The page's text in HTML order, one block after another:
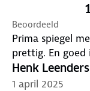
Beoordeeld
Prima spiegel met
prettig. En goed
Henk Leenders
1 april 2025